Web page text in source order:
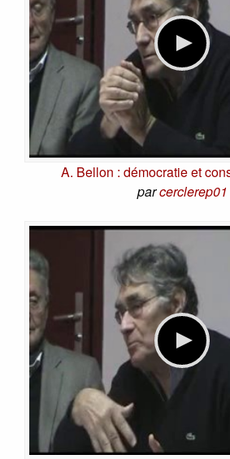
A. Bellon : démocratie et
parcerclerep01